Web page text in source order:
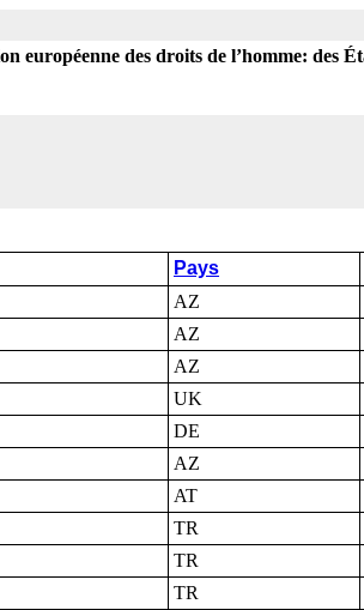
européenne des droits de l’homme: des
Pays
AZ
AZ
AZ
UK
DE
AZ
AT
TR
TR
TR